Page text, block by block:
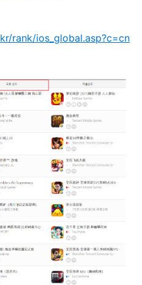
rank/ios_global.asp?c=cn